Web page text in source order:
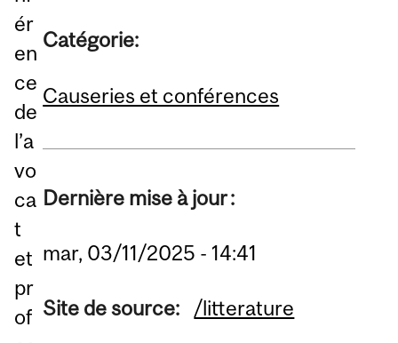
ér
en
ce
de
l’a
vo
ca
t
et
pr
of
Catégorie:
Causeries et conférences
Dernière mise à jour :
mar, 03/11/2025 - 14:41
Site de source: /litterature